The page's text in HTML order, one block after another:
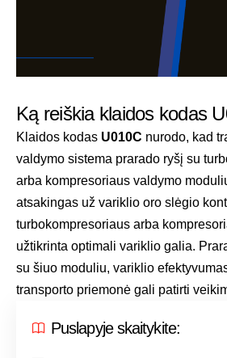
Ką reiškia klaidos kodas
Klaidos kodas U010C nurodo, kad
valdymo sistema prarado ryšį su
arba kompresoriaus valdymo
atsakingas už variklio oro slėgio
turbokompresoriaus arba
užtikrinta optimali variklio galia.
su šiuo moduliu, variklio
transporto priemonė gali patirti
Puslapyje skaitykite: